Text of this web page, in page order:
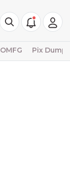
OMFG Pix Dump